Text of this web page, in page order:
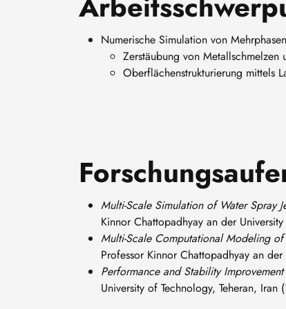
Numerische Simulation von
Zerstäubung von Metallschmelzen
Oberflächenstrukturierung mittels
Multi-Scale Simulation of Water Spray
Kinnor Chattopadhyay an der
Multi-Scale Computational Modeling
Professor Kinnor Chattopadhyay an
Performance and Stability
University of Technology, Teheran, Iran